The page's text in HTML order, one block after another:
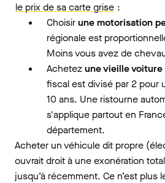
le prix de sa carte grise :
Choisirune motorisation
régionale est
Moins vous avez de
Achetezune vieille voiture
fiscal est divisé par 2 pour
10 ans. Une ristourne
s'applique partout en
département.
Acheter un véhicule dit propre
ouvrait droit à une exonération
jusqu’à récemment. Ce n’est plus